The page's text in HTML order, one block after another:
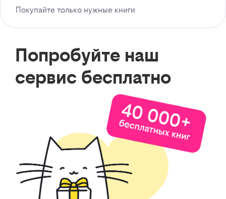
Покупайте только нужные книги
Попробуйте наш
сервис бесплатно